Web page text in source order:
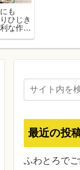
も
ひじき
な作り
最近の投
ふわとろで